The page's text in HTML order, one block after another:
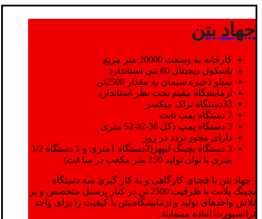
جهاد بتن
کارخانه به وسعت 20000 متر مربع
باسکول دیجیتال 60 تنی استاندارد
سیلو ذخیره سیمان به مقدار 2500تن
ازمایشگاه مقیم تحت نظر استاندارد
33دستگاه تراک میکسر
7 دستگاه پمپ ثابت
3 دستگاه پمپ دکل 36-42-52 متری
دارای مجوز تردد در روز
3 دستگاه بچینگ لیپهر(2دستگاه 1متری و 1 دستگاه 1/2
متری با توان تولید 150 متر مکعب در ساعت)
جهاد بتن با فضای کارگاهی و به کار گیری سه دستگاه
بچینگ پلانت با ظرفیت 2500 تن در کنار پرسنل متخصص و پر
تلاش واحدهای تولید و ازمایشگاه,بتن با کیفیت را برای واحد
ترانسپورت اماده مینمایند.